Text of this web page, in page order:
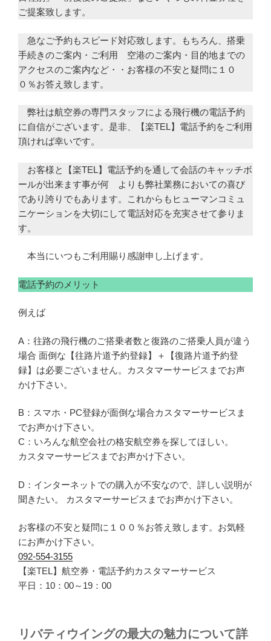
ご提案致します。
急なご予約もスピード対応致します。もちろん、搭乗
手続きのご案内・ご利用 空港のご案内・目的地までの
アクセスのご案内など・・お客様の不安と疑問に１０
０％お答え致します。
弊社は航空券の専門スタッフによる飛行機の電話予約
に自信がございます。是非、【楽TEL】電話予約をご利用
頂ければ幸いです。
お客様と【楽TEL】電話予約を通して会話のキャッチボ
ールが出来ます事が何 よりも弊社業務においての喜び
であり誇りでもあります。これからもヒューマンコミュ
ニケーションを大切にして電話対応を充実させて参りま
す。
本当にいつもご利用賜り感謝申し上げます。
電話予約のメリット
例えば
A：往路の飛行機のご搭乗者数と復路のご搭乗人員が違う
場合 面倒な【往路片道予約登録】＋【復路片道予約登
録】は必要ございません。カスタマーサービスまでお声
かけ下さい。
B：スマホ・PC登録が面倒な場合カスタマーサービスま
でお声かけ下さい。
C：いろんな航空会社の格安航空券を探してほしい。
カスタマーサービスまでお声かけ下さい。
D：インターネットでの購入が不安なので、詳しい説明が
聞きたい。 カスタマーサービスまでお声かけ下さい。
お客様の不安と疑問に１００％お答え致します。お気軽
にお声かけ下さい。
092-554-3155
【楽TEL】航空券・電話予約カスタマーサービス
平日：10：00～19：00
リバティウイングの最大の魅力について詳